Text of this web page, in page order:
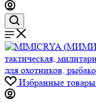
Избранные товары